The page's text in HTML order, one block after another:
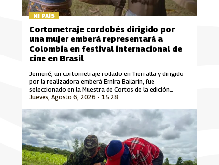
MI PAÍS
Jueves, Agosto 6, 2026 - 15:28
Cortometraje cordobés dirigido por
una mujer emberá representará a
Colombia en festival internacional de
cine en Brasil
Jemené, un cortometraje rodado en Tierralta y dirigido
por la realizadora emberá Ernira Bailarín, fue
seleccionado en la Muestra de Cortos de la edición
número 30 del Festival Internacional de Cine Florianópolis
cinematográficos más importantes de Suramérica que se
desarrolla en Brasil.